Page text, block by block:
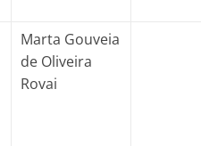
Marta Gouveia
de Oliveira
Rovai